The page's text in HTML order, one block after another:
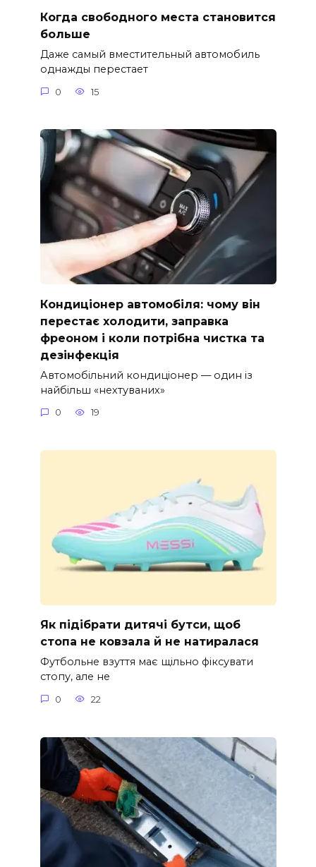
Когда свободного места становится
больше
Даже самый вместительный автомобиль
однажды перестает
0 15
Кондиціонер автомобіля: чому він
перестає холодити, заправка
фреоном і коли потрібна чистка та
дезінфекція
Автомобільний кондиціонер — один із
найбільш «нехтуваних»
0 19
Як підібрати дитячі бутси, щоб
стопа не ковзала й не натиралася
Футбольне взуття має щільно фіксувати
стопу, але не
0 22